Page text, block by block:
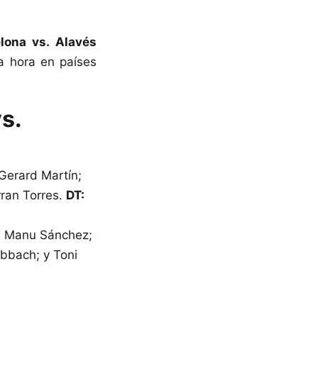
vs. Alavés
hora en países
Martín;
Torres. DT:
Sánchez;
y Toni